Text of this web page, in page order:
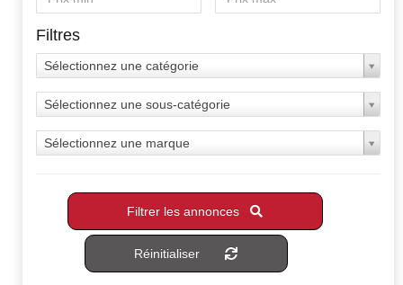
Filtres
Sélectionnez une catégorie
Sélectionnez une sous-catégorie
Sélectionnez une marque
Filtrer les annonces
Réinitialiser